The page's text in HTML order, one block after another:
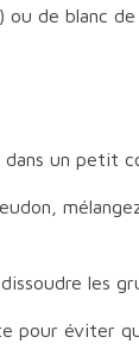
de blanc de
un petit
les
pour éviter